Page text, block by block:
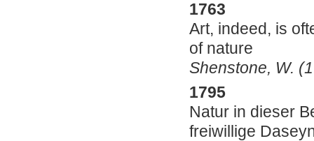
1763
Art, indeed, is
of nature
Shenstone, W.
1795
Natur in dieser
freiwillige